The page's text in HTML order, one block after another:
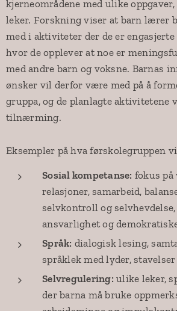
kjerneområdene med ulike
leker. Forskning viser at barn lærer
med i aktiviteter der de er
hvor de opplever at noe er
med andre barn og voksne. Barnas
ønsker vil derfor være med på å
gruppa, og de planlagte aktivitetene
tilnærming.
Eksempler på hva førskolegruppen
Sosial kompetanse: fokus på
relasjoner, samarbeid,
selvkontroll og
ansvarlighet og
Språk: dialogisk lesing,
språklek med lyder,
Selvregulering: ulike leker,
der barna må bruke